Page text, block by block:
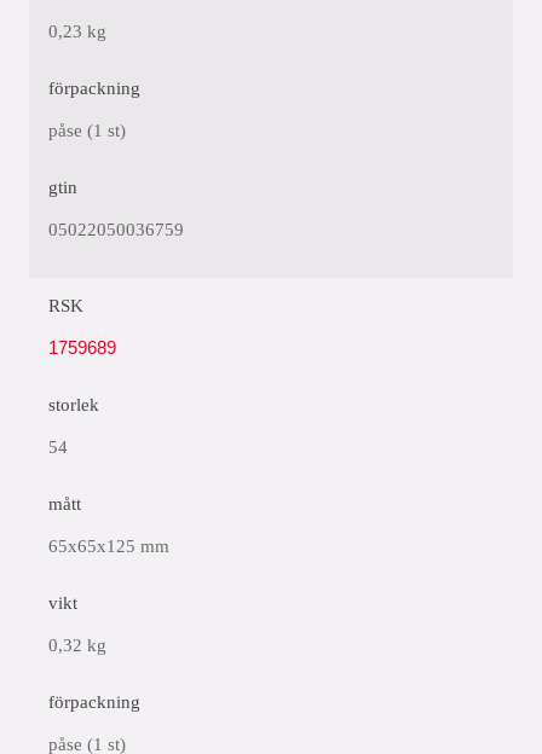
0,23 kg
förpackning
påse (1 st)
gtin
05022050036759
RSK
1759689
storlek
54
mått
65x65x125 mm
vikt
0,32 kg
förpackning
påse (1 st)